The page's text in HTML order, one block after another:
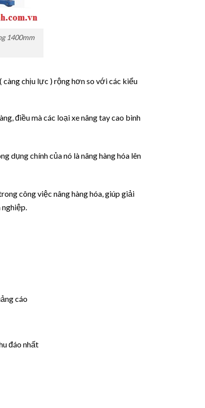
1400mm
chịu lực ) rộng hơn so với các kiểu
điều mà các loại xe nâng tay cao bình
dụng chính của nó là nâng hàng hóa lên
công việc nâng hàng hóa, giúp giải
cáo
đáo nhất